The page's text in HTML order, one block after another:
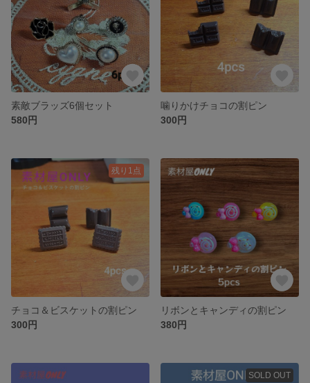
素敵ブラッズ6個セット
580円
噛りかけチョコの割ピン
300円
残り1点
チョコ＆ビスケットの割ピン
300円
リボンとキャンディの割ピン
380円
SOLD OUT